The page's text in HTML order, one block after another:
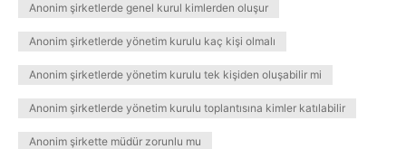
Anonim şirketlerde genel kurul kimlerden oluşur
Anonim şirketlerde yönetim kurulu kaç kişi olmalı
Anonim şirketlerde yönetim kurulu tek kişiden oluşabilir mi
Anonim şirketlerde yönetim kurulu toplantısına kimler katılabilir
Anonim şirkette müdür zorunlu mu